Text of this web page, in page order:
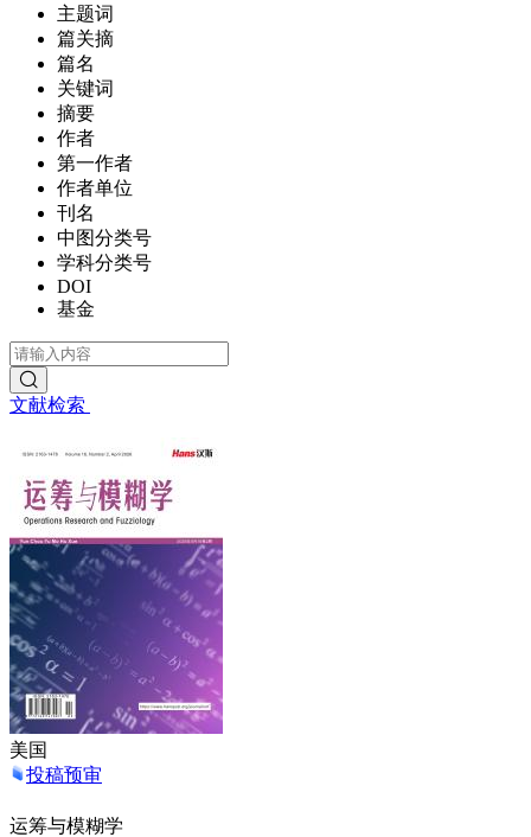
主题词
篇关摘
篇名
关键词
摘要
作者
第一作者
作者单位
刊名
中图分类号
学科分类号
DOI
基金
文献检索
美国
投稿预审
运筹与模糊学